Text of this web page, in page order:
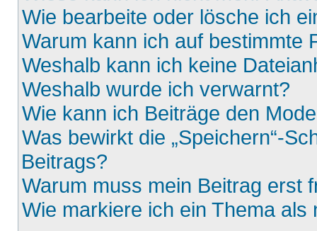
Wie bearbeite oder lösche ich
Warum kann ich auf bestimmte
Weshalb kann ich keine
Weshalb wurde ich verwarnt?
Wie kann ich Beiträge den
Was bewirkt die „Speichern“-
Beitrags?
Warum muss mein Beitrag erst
Wie markiere ich ein Thema als